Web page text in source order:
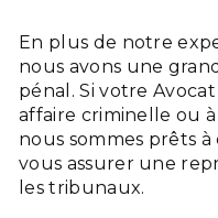
En plus de notre
nous avons une
pénal. Si votre
affaire criminelle ou
nous sommes prêts
vous assurer une
les tribunaux.